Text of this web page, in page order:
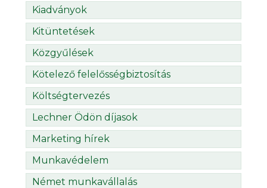
Kiadványok
Kitüntetések
Közgyűlések
Kötelező felelősségbiztosítás
Költségtervezés
Lechner Ödön díjasok
Marketing hírek
Munkavédelem
Német munkavállalás